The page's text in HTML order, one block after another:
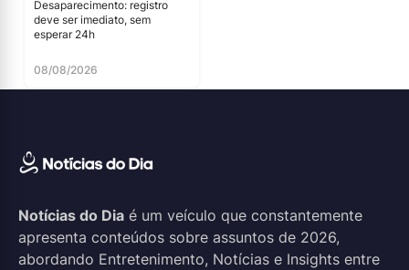
Desaparecimento: registro
deve ser imediato, sem
esperar 24h
08/08/2026
Notícias do Dia é um veículo que constantemente
apresenta conteúdos sobre assuntos de 2026,
abordando Entretenimento, Notícias e Insights entre